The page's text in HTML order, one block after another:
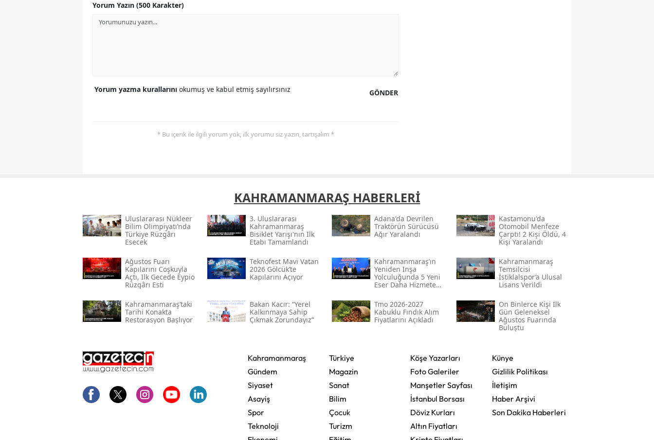
Trabzon
Uşak
Yozgat
Zonguldak
Aksaray
Bayburt
Karaman
Batman
Yorum Yazın (500 Karakter)
GÖNDER
Yorum yazma kurallarını okumuş ve kabul etmiş sayılırsınız
* Bu içerik ile ilgili yorum yok, ilk yorumu siz yazın, tartışalım *
KAHRAMANMARAŞ HABERLERİ
Uluslararası Nükleer
Bilim Olimpiyatı’nda
Türkiye Rüzgârı
Esecek
3. Uluslararası
Kahramanmaraş
Bisiklet Yarışı'nın Ilk
Etabı Tamamlandı
Adana'da Devrilen
Traktörün Sürücüsü
Ağır Yaralandı
Kastamonu'da
Otomobil Menfeze
Çarptı! 2 Kişi Öldü, 4
Kişi Yaralandı
Ağustos Fuarı
Kapılarını Coşkuyla
Açtı, Ilk Gecede Eypio
Rüzgârı Esti
Teknofest Mavi Vatan
2026 Gölcük’te
Kapılarını Açıyor
Kahramanmaraş’ın
Yeniden Inşa
Yolculuğunda 5 Yeni
Eser Daha Hizmete
Kahramanmaraş
Temsilcisi
İstiklalspor’a Ulusal
Lisans Verildi
Kahramanmaraş’taki
Tarihi Konakta
Restorasyon Başlıyor
Bakan Kacır: “yerel
Kalkınmaya Sahip
Çıkmak Zorundayız”
Tmo 2026-2027
Kabuklu Fındık Alım
Fiyatlarını Açıkladı
On Binlerce Kişi Ilk
Gün Geleneksel
Ağustos Fuarında
Buluştu
Kahramanmaraş
Gündem
Siyaset
Asayiş
Spor
Teknoloji
Türkiye
Magazin
Sanat
Bilim
Çocuk
Turizm
Köşe Yazarları
Foto Galeriler
Manşetler Sayfası
İstanbul Borsası
Döviz Kurları
Altın Fiyatları
Künye
Gizlilik Politikası
İletişim
Haber Arşivi
Son Dakika Haberleri